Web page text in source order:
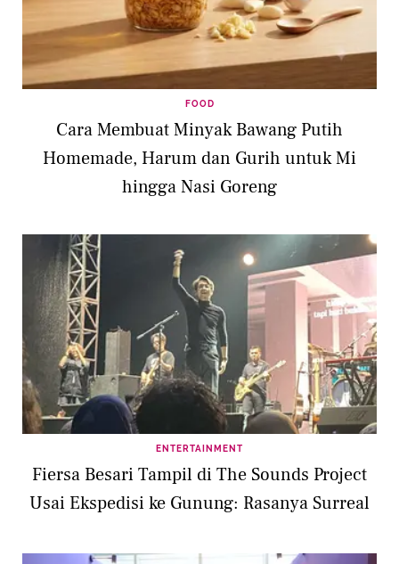
FOOD
Cara Membuat Minyak Bawang Putih
Homemade, Harum dan Gurih untuk Mi
hingga Nasi Goreng
ENTERTAINMENT
Fiersa Besari Tampil di The Sounds Project
Usai Ekspedisi ke Gunung: Rasanya Surreal